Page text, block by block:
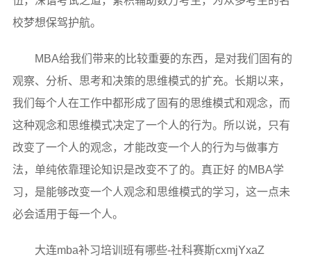
校梦想保驾护航。
MBA给我们带来的比较重要的东西，是对我们固有的
观察、分析、思考和决策的思维模式的扩充。长期以来，
我们每个人在工作中都形成了固有的思维模式和观念，而
这种观念和思维模式决定了一个人的行为。所以说，只有
改变了一个人的观念，才能改变一个人的行为与做事方
法，单纯依靠理论知识是改变不了的。真正好 的MBA学
习，是能够改变一个人观念和思维模式的学习，这一点未
必会适用于每一个人。
大连mba补习培训班有哪些-社科赛斯cxmjYxaZ